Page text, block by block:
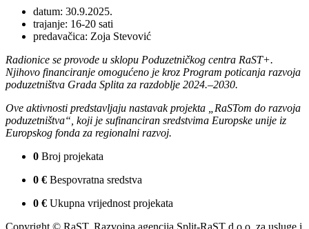
datum: 30.9.2025.
trajanje: 16-20 sati
predavačica: Zoja Stevović
Radionice se provode u sklopu Poduzetničkog centra RaST+.
Njihovo financiranje omogućeno je kroz Program poticanja razvoja
poduzetništva Grada Splita za razdoblje 2024.–2030.
Ove aktivnosti predstavljaju nastavak projekta „RaSTom do razvoja
poduzetništva“, koji je sufinanciran sredstvima Europske unije iz
Europskog fonda za regionalni razvoj.
0 Broj projekata
0 € Bespovratna sredstva
0 € Ukupna vrijednost projekata
Copyright © RaST, Razvojna agencija Split-RaST d.o.o. za usluge i